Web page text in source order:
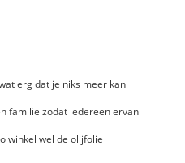
erg dat je niks meer kan
familie zodat iedereen ervan
winkel wel de olijfolie